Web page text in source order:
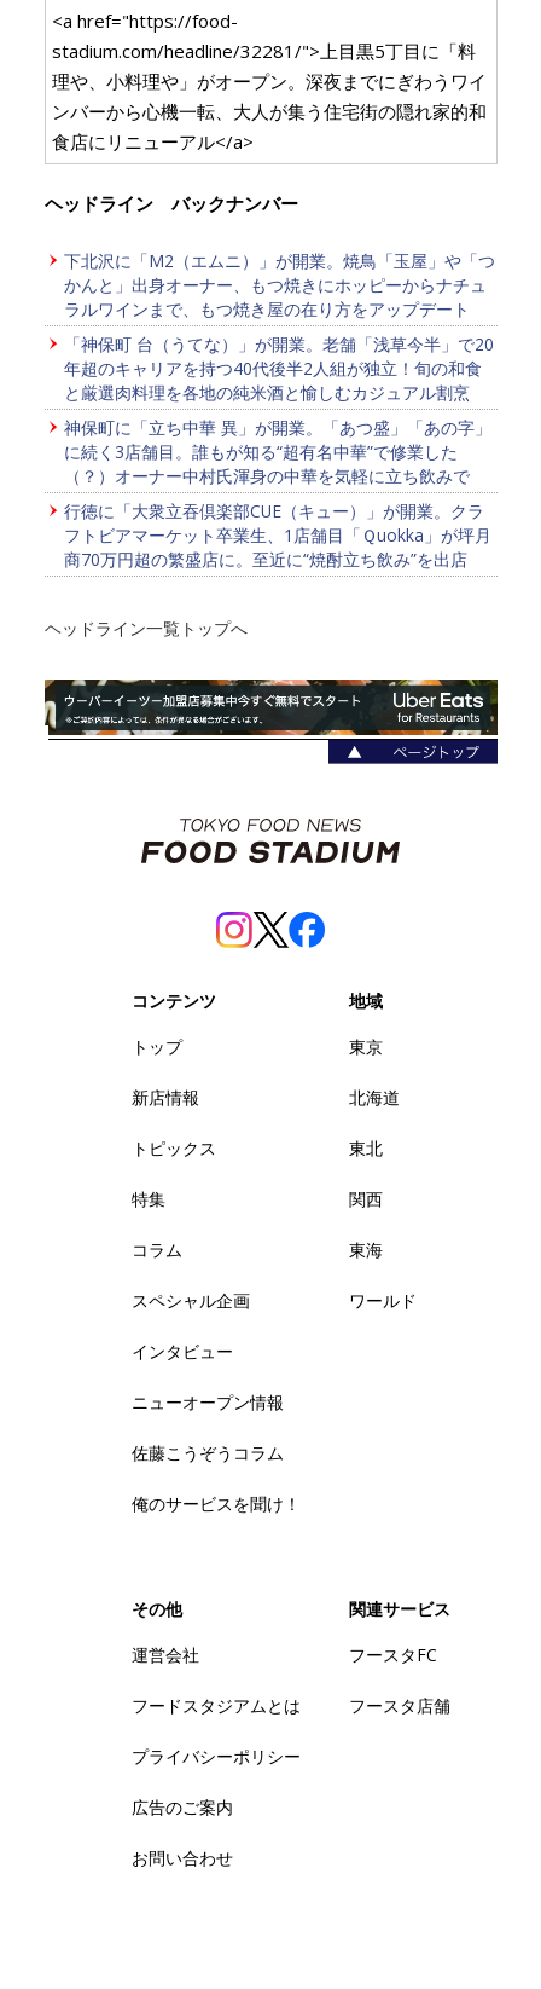
<a href="https://food-
stadium.com/headline/32281/">上目黒5丁目に「料
理や、小料理や」がオープン。深夜までにぎわうワイ
ンバーから心機一転、大人が集う住宅街の隠れ家的和
食店にリニューアル</a>
ヘッドライン バックナンバー
下北沢に「M2（エムニ）」が開業。焼鳥「玉屋」や「つ
かんと」出身オーナー、もつ焼きにホッピーからナチュ
ラルワインまで、もつ焼き屋の在り方をアップデート
「神保町 台（うてな）」が開業。老舗「浅草今半」で20
年超のキャリアを持つ40代後半2人組が独立！旬の和食
と厳選肉料理を各地の純米酒と愉しむカジュアル割烹
神保町に「立ち中華 異」が開業。「あつ盛」「あの字」
に続く3店舗目。誰もが知る“超有名中華”で修業した
（？）オーナー中村氏渾身の中華を気軽に立ち飲みで
行徳に「大衆立吞倶楽部CUE（キュー）」が開業。クラ
フトビアマーケット卒業生、1店舗目「Ｑuokka」が坪月
商70万円超の繁盛店に。至近に“焼酎立ち飲み”を出店
ヘッドライン一覧トップへ
コンテンツ
トップ
新店情報
トピックス
特集
コラム
スペシャル企画
インタビュー
ニューオープン情報
佐藤こうぞうコラム
俺のサービスを聞け！
地域
東京
北海道
東北
関西
東海
ワールド
その他
運営会社
フードスタジアムとは
プライバシーポリシー
広告のご案内
お問い合わせ
関連サービス
フースタFC
フースタ店舗